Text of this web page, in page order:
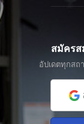
สมัครส
อัปเดตทุกส